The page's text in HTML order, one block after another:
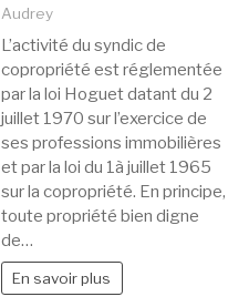
Audrey
L’activité du syndic de
copropriété est réglementée
par la loi Hoguet datant du 2
juillet 1970 sur l’exercice de
ses professions immobilières
et par la loi du 1à juillet 1965
sur la copropriété. En principe,
toute propriété bien digne
de…
En savoir plus